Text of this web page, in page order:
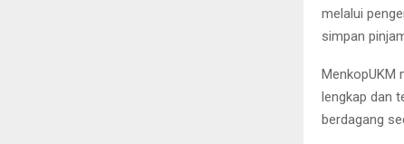
melalui
simpan
MenkopUKM
lengkap dan
berdagang